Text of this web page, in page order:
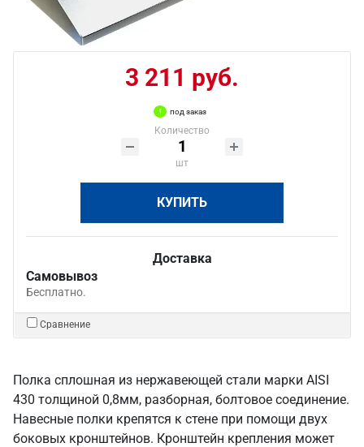
3 211 руб.
под заказ
Количество
шт
КУПИТЬ
Доставка
Самовывоз
Бесплатно.
Сравнение
Полка сплошная из нержавеющей стали марки AISI
430 толщиной 0,8мм, разборная, болтовое соединение.
Навесные полки крепятся к стене при помощи двух
боковых кронштейнов. Кронштейн крепления может